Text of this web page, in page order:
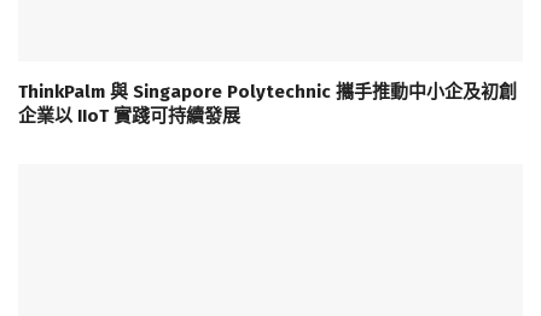
ThinkPalm 與 Singapore Polytechnic 攜手推動中小企及初創
企業以 IIoT 實踐可持續發展